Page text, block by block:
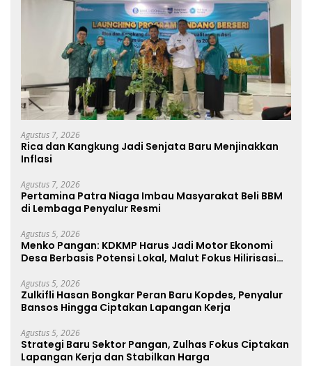
Agustus 7, 2026
Rica dan Kangkung Jadi Senjata Baru Menjinakkan
Inflasi
Agustus 7, 2026
Pertamina Patra Niaga Imbau Masyarakat Beli BBM
di Lembaga Penyalur Resmi
Agustus 5, 2026
Menko Pangan: KDKMP Harus Jadi Motor Ekonomi
Desa Berbasis Potensi Lokal, Malut Fokus Hilirisasi
Agustus 5, 2026
Zulkifli Hasan Bongkar Peran Baru Kopdes, Penyalur
Bansos Hingga Ciptakan Lapangan Kerja
Agustus 5, 2026
Strategi Baru Sektor Pangan, Zulhas Fokus Ciptakan
Lapangan Kerja dan Stabilkan Harga